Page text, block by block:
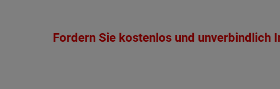
Fordern Sie kostenlos und unverbindlich